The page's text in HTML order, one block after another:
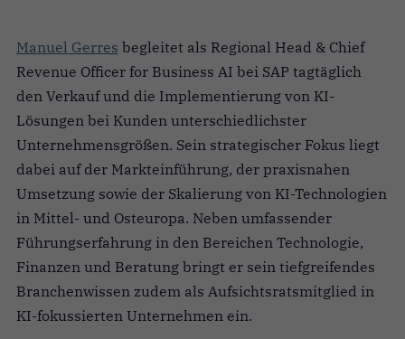
Manuel Gerres begleitet als Regional Head & Chief
Revenue Officer for Business AI bei SAP tagtäglich
den Verkauf und die Implementierung von KI-
Lösungen bei Kunden unterschiedlichster
Unternehmensgrößen. Sein strategischer Fokus liegt
dabei auf der Markteinführung, der praxisnahen
Umsetzung sowie der Skalierung von KI-Technologien
in Mittel- und Osteuropa. Neben umfassender
Führungserfahrung in den Bereichen Technologie,
Finanzen und Beratung bringt er sein tiefgreifendes
Branchenwissen zudem als Aufsichtsratsmitglied in
KI-fokussierten Unternehmen ein.